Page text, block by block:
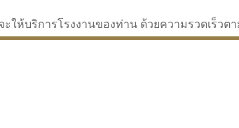
ห้บริการโรงงานของท่าน ด้วยความรวดเร็วต